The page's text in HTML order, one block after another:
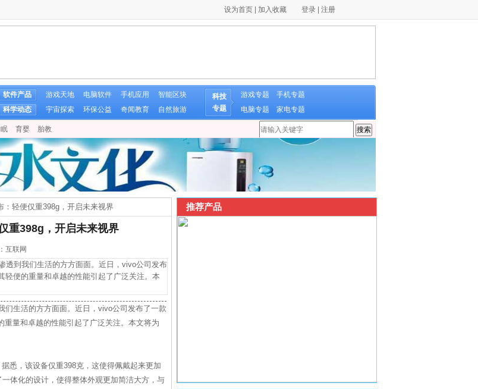
设为首页 加入收藏 登录 注册
软件产品 游戏天地 电脑软件 手机应用
智能区块
科学动态
宇宙探索 环保公益 奇闻教育 自然旅游
科技
专题
游戏专题
手机专题
电脑专题
家电专题
育婴 胎教
轻便仅重398g，开启未来视界
重398g，开启未来视界
互联网
到我们生活的方方面面。近日，vivo公司发布
便的重量和卓越的性能引起了广泛关注。本
们生活的方方面面。近日，vivo公司发布了一款
量和卓越的性能引起了广泛关注。本文将为
悉，该设备仅重398克，这使得佩戴起来更加
体化的设计，使得整体外观更加简洁大方，与
推荐产品